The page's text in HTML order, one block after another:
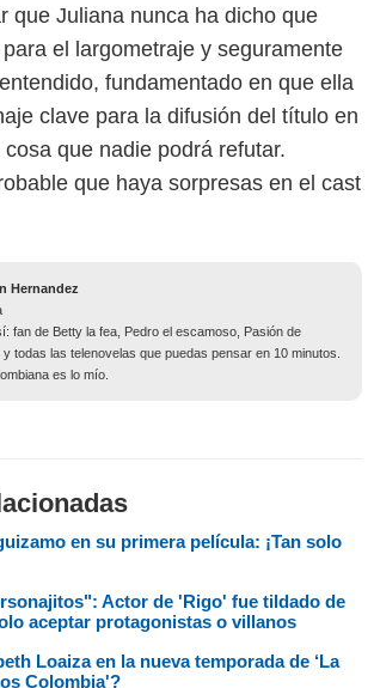
que Juliana nunca ha dicho que
el largometraje y seguramente
fundamentado en que ella
clave para la difusión del título en
que nadie podrá refutar.
que haya sorpresas en el cast
Hernandez
fan de Betty la fea, Pedro el escamoso, Pasión de
todas las telenovelas que puedas pensar en 10 minutos.
es lo mío.
en su primera película: ¡Tan solo
Actor de 'Rigo' fue tildado de
aceptar protagonistas o villanos
Loaiza en la nueva temporada de ‘La
Colombia'?